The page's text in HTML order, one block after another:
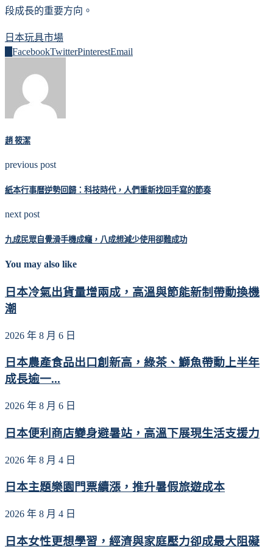
段成長的重要方向。
日本玩具市場
FacebookTwitterPinterestEmail
趙 筱潔
previous post
紙本行事曆逆勢回歸：科技時代，人們重新找回手寫的節奏
next post
九成民眾自覺滑手機成癮，八成想減少使用卻難成功
You may also like
日本冷氣出貨量增兩成，高溫與節能新制帶動換機
潮
2026 年 8 月 6 日
日本農產食品出口創新高，綠茶、鰤魚帶動上半年
成長逾一...
2026 年 8 月 6 日
日本便利商店變身避暑站，高溫下展現生活支援力
2026 年 8 月 4 日
日本主題樂園門票續漲，推升暑假旅遊成本
2026 年 8 月 4 日
日本女性更想學習，經濟與家庭壓力卻成最大阻礙